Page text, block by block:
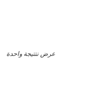
عرض نتتيجة واحدة